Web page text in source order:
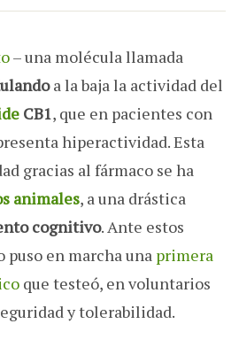
– una molécula llamada
a la baja la actividad del
CB1, que en pacientes con
hiperactividad. Esta
gracias al fármaco se ha
animales, a una drástica
cognitivo. Ante estos
puso en marcha una primera
que testeó, en voluntarios
y tolerabilidad.